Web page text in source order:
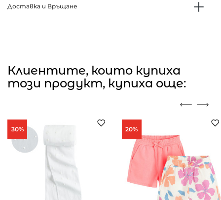
Доставка и Връщане
Клиентите, които купиха
този продукт, купиха още:
30% 20%